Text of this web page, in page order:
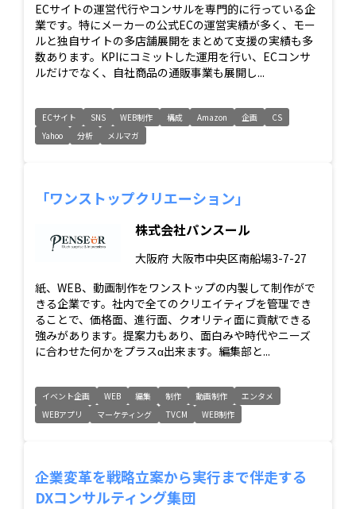
ECサイトの運営代行やコンサルを専門的に行っている企
業です。特にメーカーの公式ECの運営実績が多く、モー
ルと独自サイトの多店舗展開をまとめて支援の実績も多
数あります。KPIにコミットした運用を行い、ECコンサ
ルだけでなく、自社商品の通販事業も展開し...
ECサイト SNS WEB制作 構成 Amazon 企画
CS
Yahoo
分析 メルマガ
「ワンストップクリエーション」
株式会社パンスール
大阪府 大阪市中央区南船場3-7-27
紙、WEB、動画制作をワンストップの内製して制作がで
きる企業です。社内で全てのクリエイティブを管理でき
ることで、価格面、進行面、クオリティ面に貢献できる
強みがあります。提案力もあり、面白みや時代やニーズ
に合わせた何かをプラスα出来ます。編集部と...
イベント企画 WEB 編集 制作 動画制作
エンタメ
WEBアプリ
マーケティング TVCM WEB制作
企業変革を戦略立案から実行まで伴走する
DXコンサルティング集団